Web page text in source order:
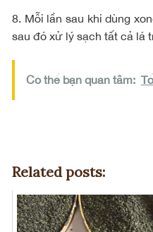
8. Mỗi lần sau khi dùng
sau đó xử lý sạch tất cả lá
Có thể bạn quan tâm:
Related posts: